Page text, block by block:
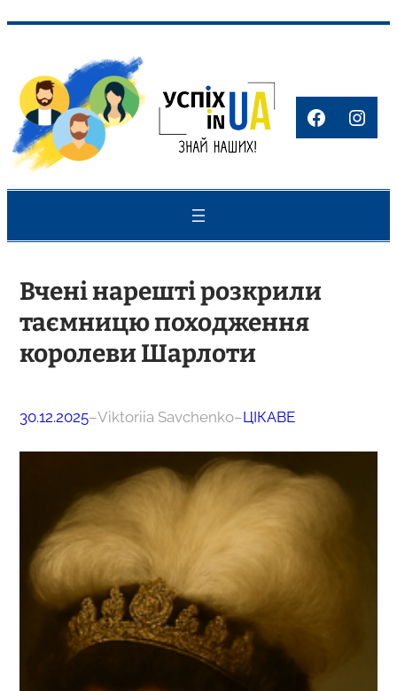
вмісту
Вчені нарешті розкрили
таємницю походження
королеви Шарлоти
30.12.2025–Viktoriia Savchenko–ЦІКАВЕ